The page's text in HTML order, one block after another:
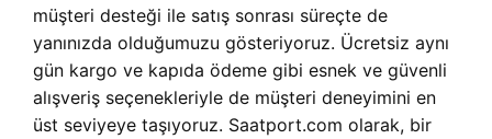
müşteri desteği ile satış sonrası süreçte de
yanınızda olduğumuzu gösteriyoruz. Ücretsiz aynı
gün kargo ve kapıda ödeme gibi esnek ve güvenli
alışveriş seçenekleriyle de müşteri deneyimini en
üst seviyeye taşıyoruz. Saatport.com olarak, bir